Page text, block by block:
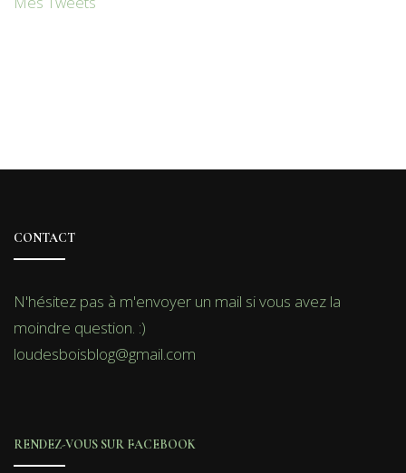
CONTACT
N'hésitez pas à m'envoyer un mail si vous avez la
moindre question. :)
loudesboisblog@gmail.com
RENDEZ-VOUS SUR FACEBOOK